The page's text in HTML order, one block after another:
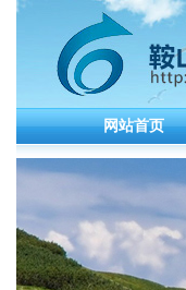
网站首页